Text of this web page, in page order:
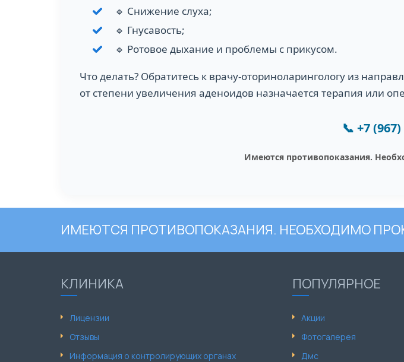
🔹 Снижение слуха;
🔹 Гнусавость;
🔹 Ротовое дыхание и проблемы с прикусом.
Что делать? Обратитесь к врачу-оториноларингологу из
от степени увеличения аденоидов назначается терапия или
📞 +7
Имеются противопоказания.
ИМЕЮТСЯ ПРОТИВОПОКАЗАНИЯ. НЕОБХОДИМО
КЛИНИКА
Лицензии
Отзывы
Информация о контролирующих органах
ПОПУЛЯРНОЕ
Акции
Фотогалерея
Дмс